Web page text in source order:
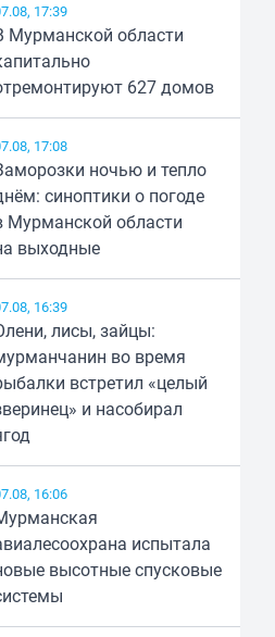
17:39
Мурманской области
627 домов
17:08
ночью и тепло
синоптики о погоде
Мурманской области
выходные
16:39
лисы, зайцы:
во время
встретил «целый
и насобирал
16:06
испытала
высотные спусковые